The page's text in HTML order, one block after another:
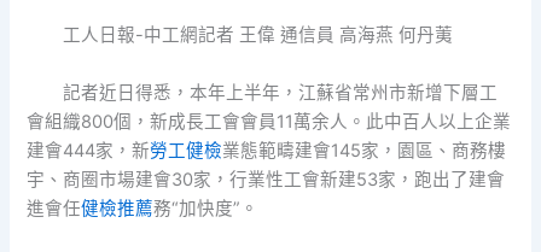
工人日報-中工網記者 王偉 通信員 高海燕 何丹荑
記者近日得悉，本年上半年，江蘇省常州市新增下層工
會組織800個，新成長工會會員11萬余人。此中百人以上企業
建會444家，新勞工健檢業態範疇建會145家，園區、商務樓
宇、商圈市場建會30家，行業性工會新建53家，跑出了建會
進會任健檢推薦務“加快度”。